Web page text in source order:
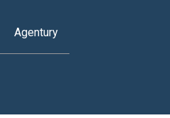
Agentury